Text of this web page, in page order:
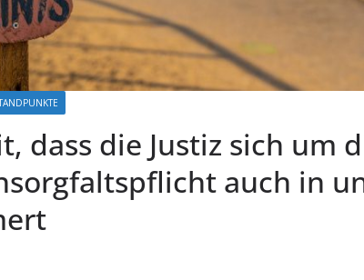
dass die Justiz sich um
auch in